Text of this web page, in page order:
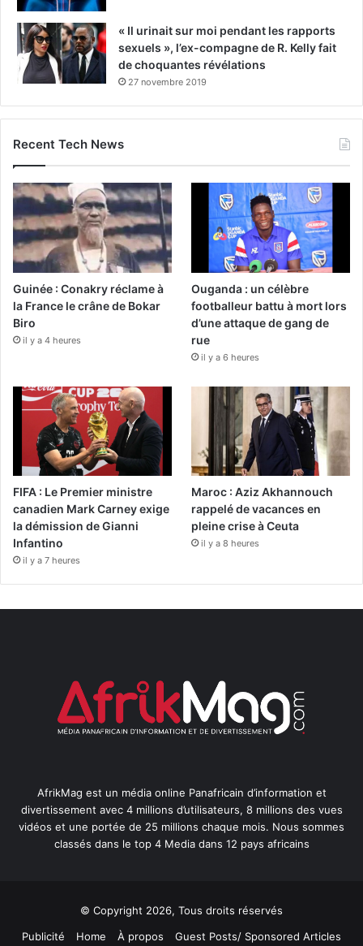
« Il urinait sur moi pendant les rapports
sexuels », l’ex-compagne de R. Kelly fait
de choquantes révélations
27 novembre 2019
Recent Tech News
Guinée : Conakry réclame à
la France le crâne de Bokar
Biro
il y a 4 heures
Ouganda : un célèbre
footballeur battu à mort lors
d’une attaque de gang de
rue
il y a 6 heures
FIFA : Le Premier ministre
canadien Mark Carney exige
la démission de Gianni
Infantino
il y a 7 heures
Maroc : Aziz Akhannouch
rappelé de vacances en
pleine crise à Ceuta
il y a 8 heures
AfrikMag est un média online Panafricain d’information et
divertissement avec 4 millions d’utilisateurs, 8 millions des vues
vidéos et une portée de 25 millions chaque mois. Nous sommes
classés dans le top 4 Media dans 12 pays africains
© Copyright 2026, Tous droits réservés
Publicité
Home À propos Guest Posts/ Sponsored Articles